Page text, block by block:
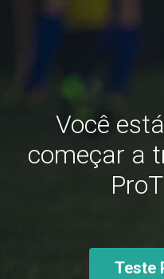
Você
começar a
Teste